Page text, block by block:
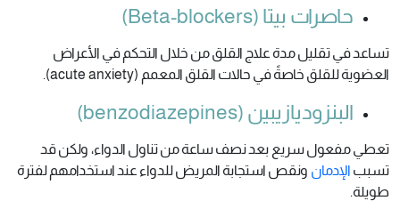
حاصرات بيتا (Beta-blockers)
تساعد في تقليل مدة علاج القلق من خلال التحكم في الأعراض
العضوية للقلق خاصةً في حالات القلق المعمم (acute anxiety).
البنزوديازيبين (benzodiazepines)
تعطي مفعول سريع بعد نصف ساعة من تناول الدواء، ولكن قد
تسبب الإدمان ونقص استجابة المريض للدواء عند استخدامهم لفترة
طويلة.